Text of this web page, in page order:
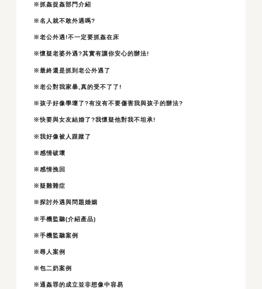
※抓姦捉姦部門介紹
※名人就不敢外遇嗎?
※老公外遇!不一定要抓姦在床
※懷疑老婆外遇?其實有讓你安心的辦法!
※最終還是抓到老公外遇了
※老公對我家暴,真的受不了了!
※孩子好像學壞了?有沒有不要傷害我與孩子的辦法?
※快要與女友結婚了?我懷疑他對我不坦承!
※我好像被人跟蹤了
※感情破壞
※感情挽回
※疑難雜症
※探討外遇與問題婚姻
※手機監聽(介紹產品)
※手機監聽案例
※尋人案例
※包二奶案例
※通姦罪的成立並非想像中容易